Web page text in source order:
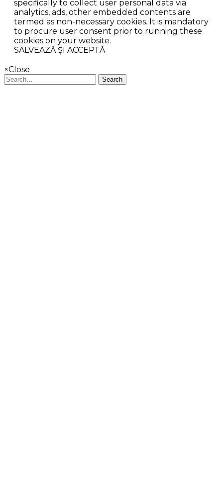
specifically to collect user personal data via
analytics, ads, other embedded contents are
termed as non-necessary cookies. It is mandatory
to procure user consent prior to running these
cookies on your website.
SALVEAZĂ ȘI ACCEPTĂ
×Close
Search